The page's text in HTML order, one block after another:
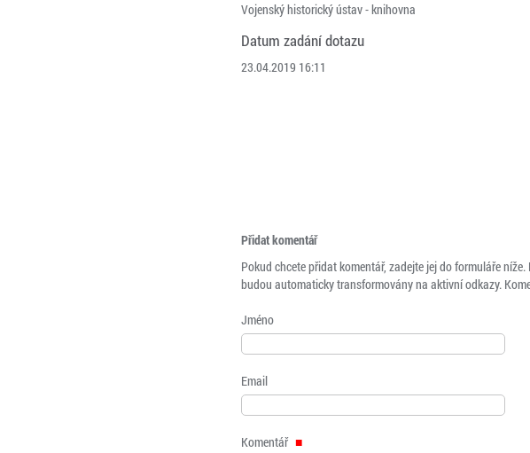
Vojenský historický ústav - knihovna
Datum zadání dotazu
23.04.2019 16:11
Přidat komentář
Pokud chcete přidat komentář, zadejte jej do formuláře
budou automaticky transformovány na aktivní odkazy.
Jméno
Email
Komentář